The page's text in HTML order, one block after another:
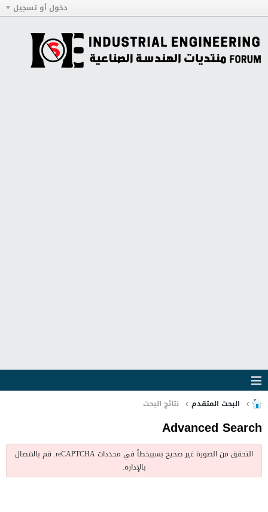
دخول أو تسجيل
البحث المتقدم نتائج البحث
Advanced Search
التحقق من الصورة غير صحيح بسببخطأ في محددات reCAPTCHA. قم بالاتصال
بالإدارة.